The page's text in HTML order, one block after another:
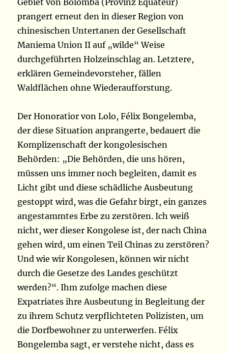
Gebiet von Bolomba (Provinz Equateur)
prangert erneut den in dieser Region von
chinesischen Untertanen der Gesellschaft
Maniema Union II auf „wilde“ Weise
durchgeführten Holzeinschlag an. Letztere,
erklären Gemeindevorsteher, fällen
Waldflächen ohne Wiederaufforstung.
Der Honoratior von Lolo, Félix Bongelemba,
der diese Situation anprangerte, bedauert die
Komplizenschaft der kongolesischen
Behörden: „Die Behörden, die uns hören,
müssen uns immer noch begleiten, damit es
Licht gibt und diese schädliche Ausbeutung
gestoppt wird, was die Gefahr birgt, ein ganzes
angestammtes Erbe zu zerstören. Ich weiß
nicht, wer dieser Kongolese ist, der nach China
gehen wird, um einen Teil Chinas zu zerstören?
Und wie wir Kongolesen, können wir nicht
durch die Gesetze des Landes geschützt
werden?“. Ihm zufolge machen diese
Expatriates ihre Ausbeutung in Begleitung der
zu ihrem Schutz verpflichteten Polizisten, um
die Dorfbewohner zu unterwerfen. Félix
Bongelemba sagt, er verstehe nicht, dass es